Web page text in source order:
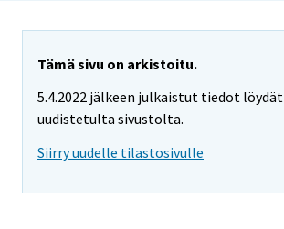
Tämä sivu on arkistoitu.
5.4.2022 jälkeen julkaistut tiedot löydät
uudistetulta sivustolta.
Siirry uudelle tilastosivulle